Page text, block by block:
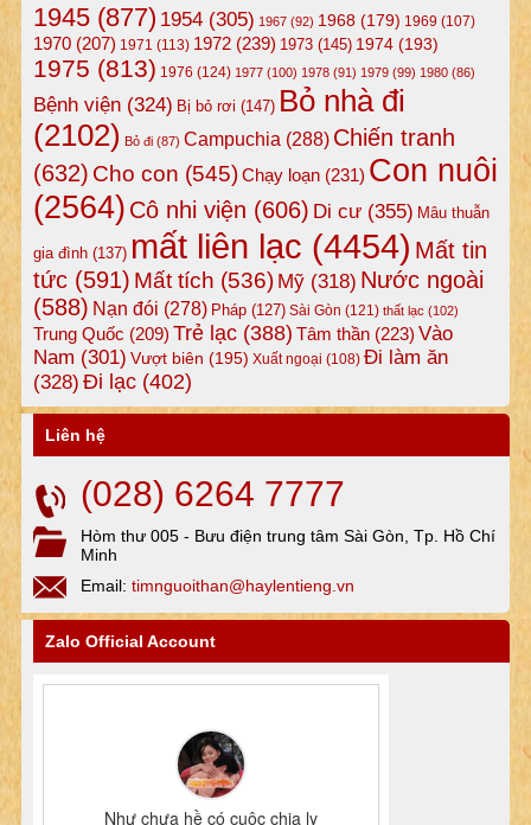
1945(877) 1954(305) 1967(92) 1968(179) 1969 (107)
1970(207) 1971 (113) 1972(239) 1973(145) 1974(193)
1975 (813) 1976 (124) 1977(100) 1978(91) 1979(99) 1980(86)
Bệnh viện(324) Bị bỏ rơi (147) Bỏ nhà đi
(2102) Bỏ đi(87) Campuchia (288) Chiến tranh
(632) Cho con (545)Chạy loạn(231) Con nuôi
(2564) Cô nhi viện (606) Di cư(355) Mâu thuẫn
gia đình(137) mất liên lạc (4454) Mất tin
tức(591) Mất tích (536) Mỹ(318) Nước ngoài
(588) Nạn đói (278) Pháp(127) Sài Gòn (121) thất lạc (102)
Trung Quốc (209) Trẻ lạc(388) Tâm thần(223) Vào
Nam (301) Vượt biên (195) Xuất ngoại (108) Đi làm ăn
(328) Đi lạc(402)
Liên hệ
(028) 6264 7777
Hòm thư 005 - Bưu điện trung tâm Sài Gòn, Tp. Hồ Chí
Minh
Email: timnguoithan@haylentieng.vn
Zalo Official Account